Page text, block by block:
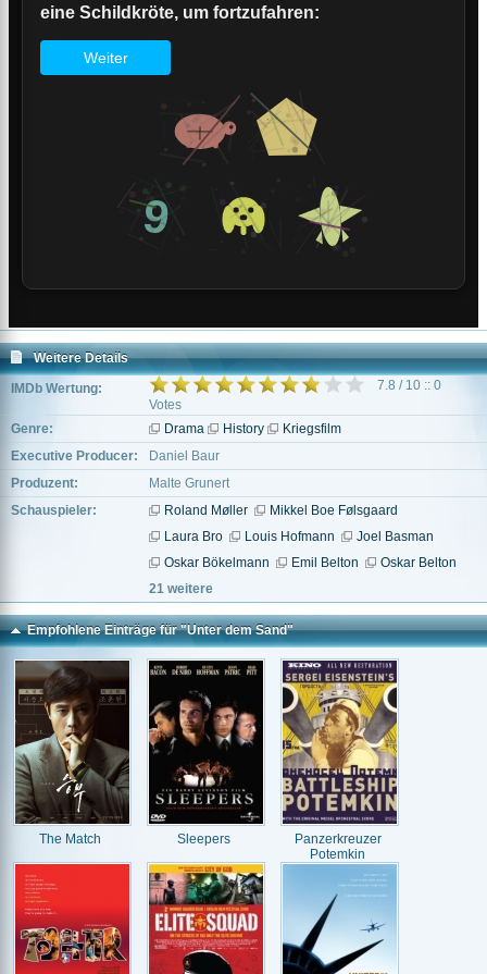
Weitere Details
IMDb Wertung:
7.8 / 10 :: 0
Votes
Genre:
Drama History
Kriegsfilm
Executive Producer:
Daniel Baur
Produzent:
Malte Grunert
Schauspieler:
Roland Møller
Mikkel Boe Følsgaard
Laura Bro
Louis Hofmann
Joel Basman
Oskar Bökelmann
Emil Belton
Oskar Belton
21 weitere
Empfohlene Einträge für "Unter dem Sand"
The Match Sleepers
Panzerkreuzer
Potemkin